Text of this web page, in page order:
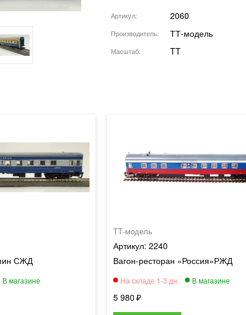
Артикул 2060
Производитель ТТ-модель
Масштаб TT
СЖД
ТТ-модель
2240
Вагон-ресторан «Россия»РЖД
5 980